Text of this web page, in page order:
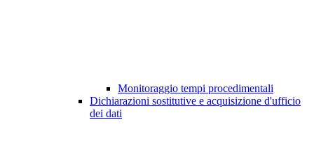
Monitoraggio tempi procedimentali
Dichiarazioni sostitutive e acquisizione d'ufficio
dei dati